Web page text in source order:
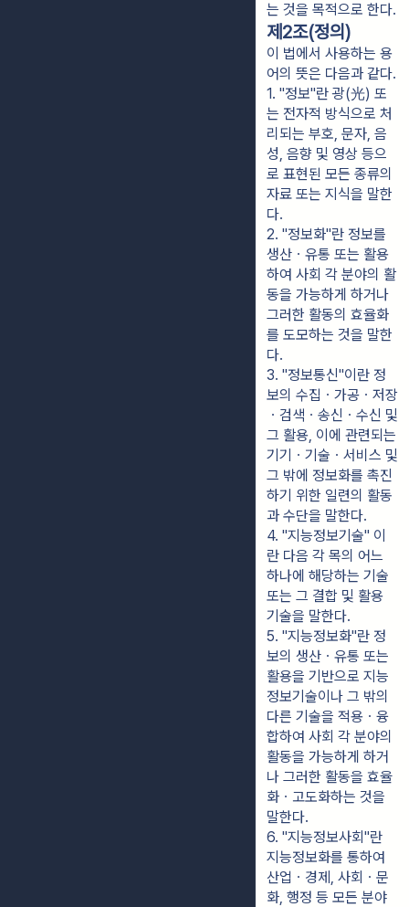
는 것을 목적으로 한다.
제2조(정의)
이 법에서 사용하는 용
어의 뜻은 다음과 같다.
1. "정보"란 광(光) 또
는 전자적 방식으로 처
리되는 부호, 문자, 음
성, 음향 및 영상 등으
로 표현된 모든 종류의
자료 또는 지식을 말한
다.
2. "정보화"란 정보를
생산ㆍ유통 또는 활용
하여 사회 각 분야의 활
동을 가능하게 하거나
그러한 활동의 효율화
를 도모하는 것을 말한
다.
3. "정보통신"이란 정
보의 수집ㆍ가공ㆍ저장
ㆍ검색ㆍ송신ㆍ수신 및
그 활용, 이에 관련되는
기기ㆍ기술ㆍ서비스 및
그 밖에 정보화를 촉진
하기 위한 일련의 활동
과 수단을 말한다.
4. "지능정보기술" 이
란 다음 각 목의 어느
하나에 해당하는 기술
또는 그 결합 및 활용
기술을 말한다.
5. "지능정보화"란 정
보의 생산ㆍ유통 또는
활용을 기반으로 지능
정보기술이나 그 밖의
다른 기술을 적용ㆍ융
합하여 사회 각 분야의
활동을 가능하게 하거
나 그러한 활동을 효율
화ㆍ고도화하는 것을
말한다.
6. "지능정보사회"란
지능정보화를 통하여
산업ㆍ경제, 사회ㆍ문
화, 행정 등 모든 분야